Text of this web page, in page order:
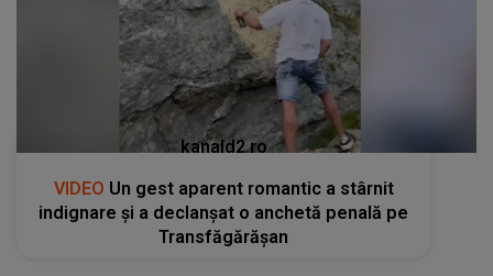
kanald2.ro
VIDEO Un gest aparent romantic a stârnit
indignare și a declanșat o anchetă penală pe
Transfăgărășan